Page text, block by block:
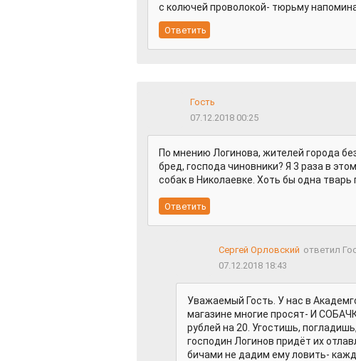
с колючей проволокой- тюрьму
Гость
07.12.2018 00:25
По мнению Логинова, жителей города
бред, господа чиновники? Я 3 раза в
собак в Николаевке. Хоть бы одна тварь
Сергей Орловский ответил
07.12.2018 18:43
Уважаемый Гость. У нас в
магазине многие просят- И
рублей на 20. Угостишь,
господин Логинов придёт их
бичами не дадим ему ловить-